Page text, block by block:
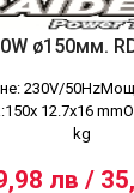
ø150мм.
230V/
12.7х16
kg
лв /